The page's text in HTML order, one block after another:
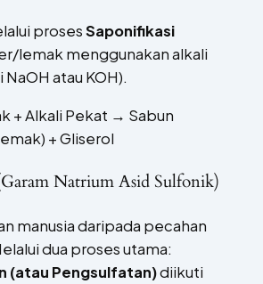
prosesSaponifikasi
lemak menggunakan alkali
atau KOH).
+ Alkali Pekat → Sabun
+ Gliserol
Natrium Asid Sulfonik)
manusia daripada pecahan
dua proses utama:
(atau Pengsulfatan)diikuti